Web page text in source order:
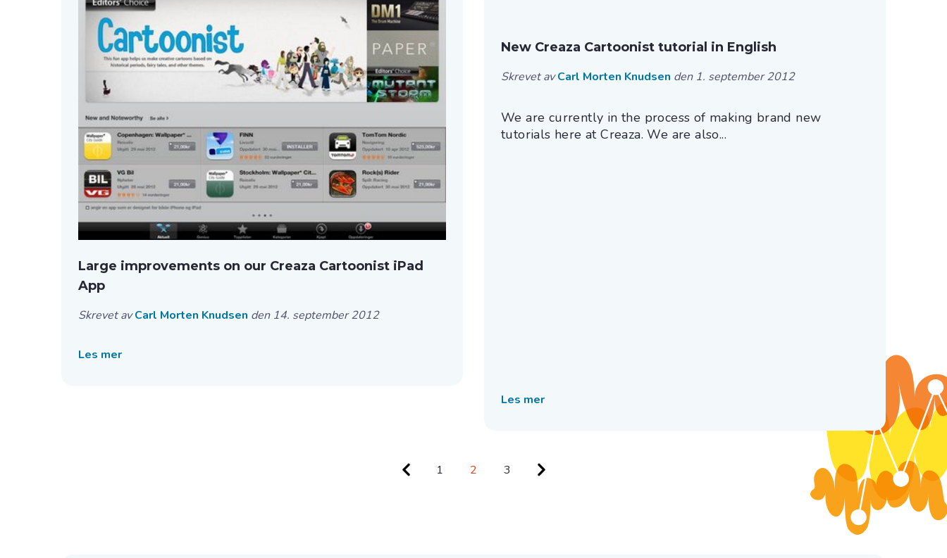
Large improvements on our Creaza Cartoonist iPad
App
Skrevet avCarl Morten Knudsen den 14. september 2012
Les mer
New Creaza Cartoonist tutorial in English
Skrevet avCarl Morten Knudsen den 1. september 2012
We are currently in the process of making brand new
tutorials here at Creaza. We are also...
Les mer
1 2 3